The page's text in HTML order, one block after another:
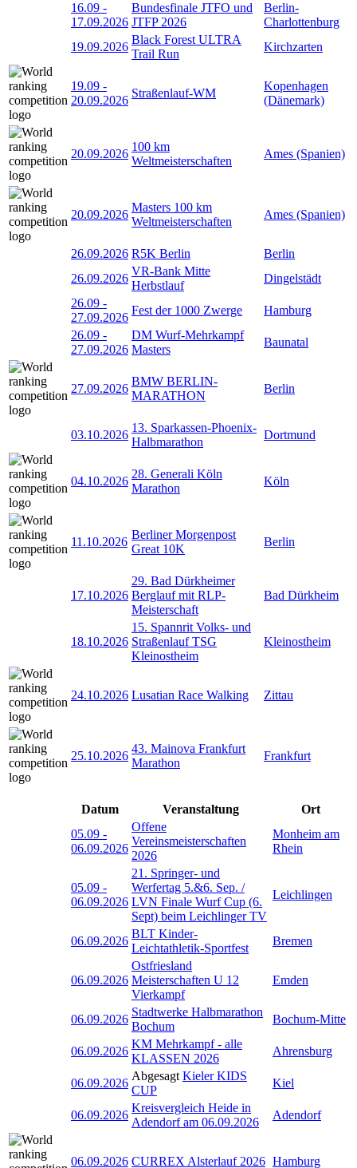
16.09 -
17.09.2026
Bundesfinale JTFO und
JTFP 2026
Berlin-
Charlottenburg
19.09.2026
Black Forest ULTRA
Trail Run
Kirchzarten
19.09 -
20.09.2026
Straßenlauf-WM
Kopenhagen
(Dänemark)
20.09.2026
100 km
Weltmeisterschaften
Ames (Spanien)
20.09.2026
Masters 100 km
Weltmeisterschaften
Ames (Spanien)
26.09.2026 R5K Berlin
Berlin
26.09.2026
VR-Bank Mitte
Herbstlauf
Dingelstädt
26.09 -
27.09.2026
Fest der 1000 Zwerge
Hamburg
26.09 -
27.09.2026
DM Wurf-Mehrkampf
Masters
Baunatal
27.09.2026
BMW BERLIN-
MARATHON
Berlin
03.10.2026
13. Sparkassen-Phoenix-
Halbmarathon
Dortmund
04.10.2026
28. Generali Köln
Marathon
Köln
11.10.2026
Berliner Morgenpost
Great 10K
Berlin
17.10.2026
29. Bad Dürkheimer
Berglauf mit RLP-
Meisterschaft
Bad Dürkheim
18.10.2026
15. Spannrit Volks- und
Straßenlauf TSG
Kleinostheim
Kleinostheim
24.10.2026 Lusatian Race Walking Zittau
25.10.2026
43. Mainova Frankfurt
Marathon
Frankfurt
Datum Veranstaltung
Ort
05.09 -
06.09.2026
Offene
Vereinsmeisterschaften
2026
Monheim am
Rhein
05.09 -
06.09.2026
21. Springer- und
Werfertag 5.&6. Sep. /
LVN Finale Wurf Cup (6.
Sept) beim Leichlinger TV
Leichlingen
06.09.2026
BLT Kinder-
Leichtathletik-Sportfest
Bremen
06.09.2026
Ostfriesland
Meisterschaften U 12
Vierkampf
Emden
06.09.2026
Stadtwerke Halbmarathon
Bochum
Bochum-Mitte
06.09.2026
KM Mehrkampf - alle
KLASSEN 2026
Ahrensburg
06.09.2026
Abgesagt Kieler KIDS
CUP
Kiel
06.09.2026
Kreisvergleich Heide in
Adendorf am 06.09.2026
Adendorf
06.09.2026 CURREX Alsterlauf 2026 Hamburg